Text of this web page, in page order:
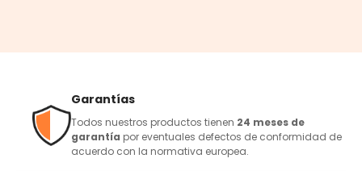
Garantías
Todos nuestros productos tienen 24 meses de
garantía por eventuales defectos de conformidad de
acuerdo con la normativa europea.